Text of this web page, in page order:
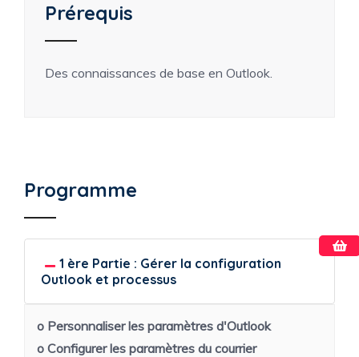
Prérequis
Des connaissances de base en Outlook.
Programme
1 ère Partie : Gérer la configuration
Outlook et processus
o Personnaliser les paramètres d'Outlook
o Configurer les paramètres du courrier